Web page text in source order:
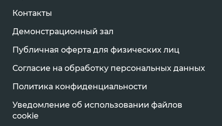
Контакты
Демонстрационный зал
Публичная оферта для физических лиц
Согласие на обработку персональных данных
Политика конфиденциальности
Уведомление об использовании файлов
cookie